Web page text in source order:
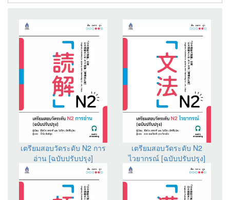
เตรียมสอบวัดระดับ N2 การ
อ่าน [ฉบับปรับปรุง]
เตรียมสอบวัดระดับ N2
ไวยากรณ์ [ฉบับปรับปรุง]